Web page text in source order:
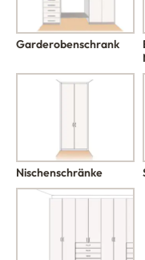
Garderobenschrank
Nischenschränke